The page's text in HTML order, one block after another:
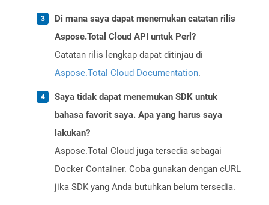
Di mana saya dapat menemukan catatan rilis
Aspose.Total Cloud API untuk Perl?
Catatan rilis lengkap dapat ditinjau di
Aspose.Total Cloud Documentation.
Saya tidak dapat menemukan SDK untuk
bahasa favorit saya. Apa yang harus saya
lakukan?
Aspose.Total Cloud juga tersedia sebagai
Docker Container. Coba gunakan dengan cURL
jika SDK yang Anda butuhkan belum tersedia.